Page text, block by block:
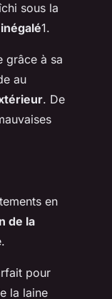
sous la
1.
grâce à sa
au
. De
en
de la
pour
la laine